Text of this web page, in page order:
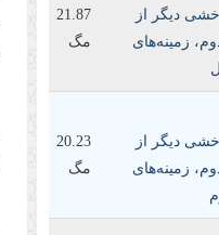
دیگر‌ از‌
زمینه‌های
21.87
مگ
دیگر‌ از‌
زمینه‌های
20.23
مگ